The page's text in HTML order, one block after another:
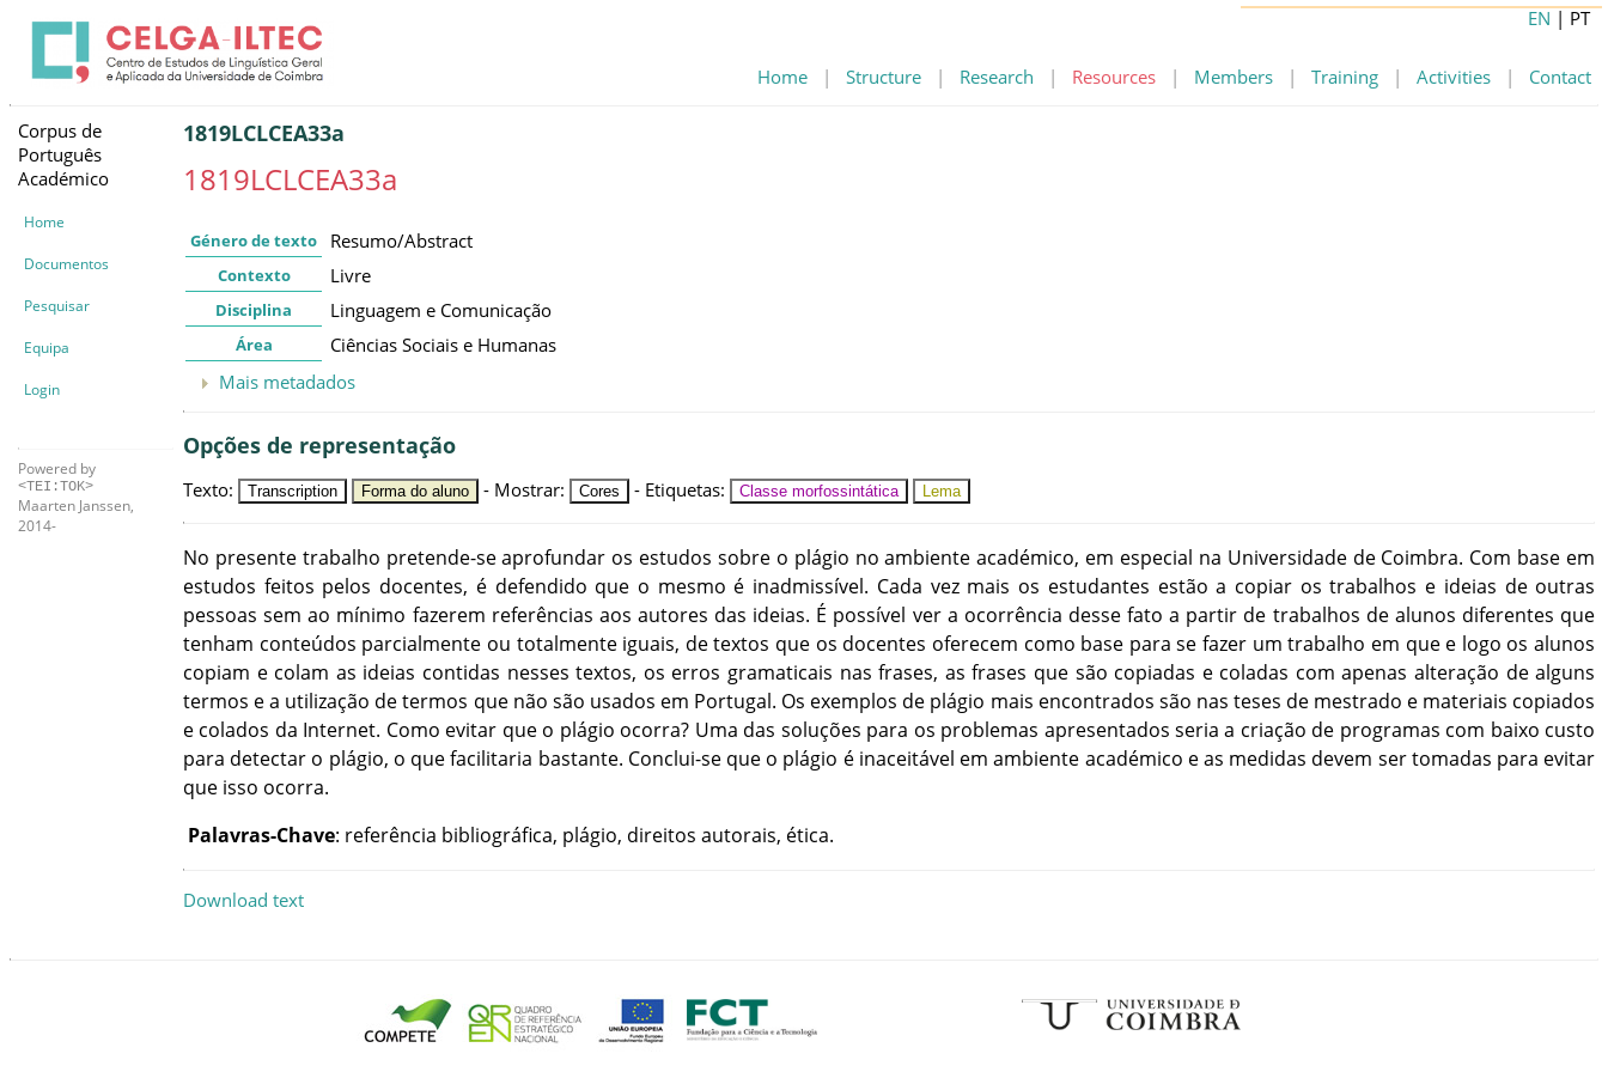
Home | Structure | Research | Resources | Members | Training | Activities | Contact
EN | PT
Corpus de
Português
Académico
Home
Documentos
Pesquisar
Equipa
Login
Powered by
<TEI:TOK>
Maarten Janssen,
2014-
1819LCLCEA33a
1819LCLCEA33a
Género de texto Resumo/Abstract
Contexto Livre
Disciplina Linguagem e Comunicação
Área
Ciências Sociais e Humanas
Mais metadados
Opções de representação
Texto: Transcription Forma do aluno - Mostrar: Cores - Etiquetas: Classe morfossintática Lema
No presente trabalho pretende-se aprofundar os estudos sobre o plágio no ambiente académico, em especial na Universidade de Coimbra. Com base em
estudos feitos pelos docentes, é defendido que o mesmo é inadmissível. Cada vez mais os estudantes estão a copiar os trabalhos e ideias de outras
pessoas sem ao mínimo fazerem referências aos autores das ideias. É possível ver a ocorrência desse fato a partir de trabalhos de alunos diferentes que
tenham conteúdos parcialmente ou totalmente iguais, de textos que os docentes oferecem como base para se fazer um trabalho em que e logo os alunos
copiam e colam as ideias contidas nesses textos, os erros gramaticais nas frases, as frases que são copiadas e coladas com apenas alteração de alguns
termos ea utilização de termos que não são usados em Portugal. Os exemplos de plágio mais encontrados são nas teses de mestrado e materiais copiados
e colados da Internet. Como evitar que o plágio ocorra? Uma das soluções para os problemas apresentados seria a criação de programas com baixo custo
para detectar o plágio, o quefacilitaria bastante. Conclui-se que o plágio é inaceitável em ambiente académico eas medidas devem ser tomadas para evitar
que isso ocorra.
Palavras-Chave: referência bibliográfica, plágio, direitos autorais, ética.
Download text